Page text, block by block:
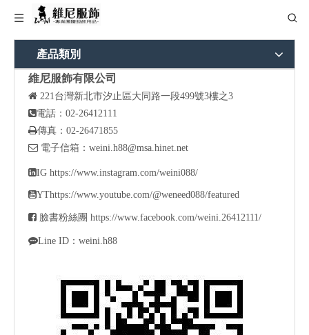
產品類別
維尼服飾有限公司
 221台灣新北市汐止區大同路一段499號3樓之3
電話：02-26412111
傳真：02-26471855
 電子信箱： weini.h88@msa.hinet.net
IG https://www.instagram.com/weini088/
YThttps://www.youtube.com/@weneed088/featured
 臉書粉絲團 https://www.facebook.com/weini.26412111/
Line ID：weini.h88